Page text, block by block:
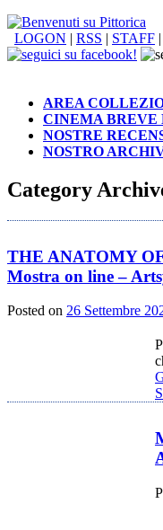
LOGON | RSS | STAFF |
AREA
CINEMA BREVE
NOSTRE
NOSTRO
Category
THE ANATOMY
Mostra on line –
Posted on 26 Settembre